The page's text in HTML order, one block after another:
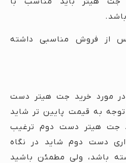
از فروش مناسبی داشته
در مورد خرید جت هیتر دست
به قیمت پایین تر شاید
جت هیتر دست دوم ترغیب
دست دوم شاید در نگاه
باشد، ولی مطمئن باشید